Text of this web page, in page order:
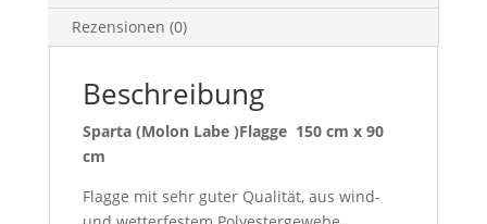
Rezensionen (0)
Beschreibung
Sparta (Molon Labe )Flagge 150 cm x 90
cm
Flagge mit sehr guter Qualität, aus wind-